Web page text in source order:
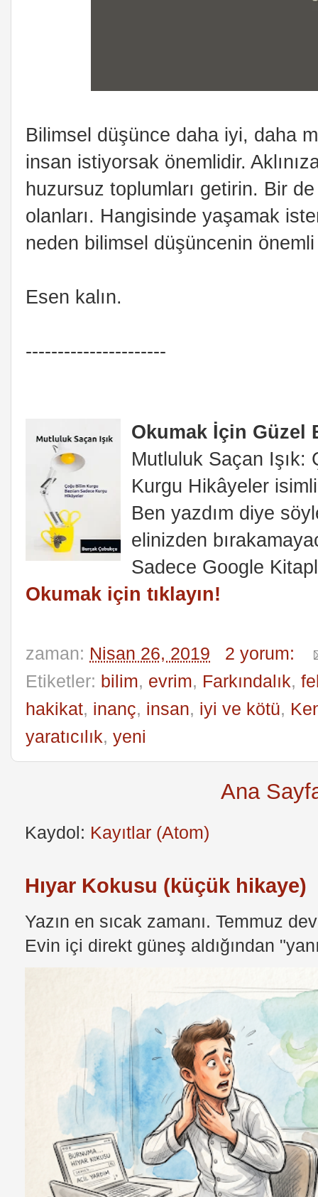
Bilimsel düşünce daha iyi, daha
insan istiyorsak önemlidir.
huzursuz toplumları getirin. Bir
olanları. Hangisinde yaşamak
neden bilimsel düşüncenin
Esen kalın.
----------------------
Okumak İçin Güzel
Mutluluk Saçan Işık:
Kurgu Hikâyeler
Ben yazdım diye
elinizden
Sadece Google
Okumak için tıklayın!
zaman: Nisan 26, 2019
2 yorum:
Etiketler: bilim, evrim, Farkındalık,
hakikat, inanç, insan, iyi ve kötü,
yaratıcılık, yeni
Ana
Kaydol: Kayıtlar (Atom)
Hıyar Kokusu (küçük hikaye)
Yazın en sıcak zamanı. Temmuz
Evin içi direkt güneş aldığından